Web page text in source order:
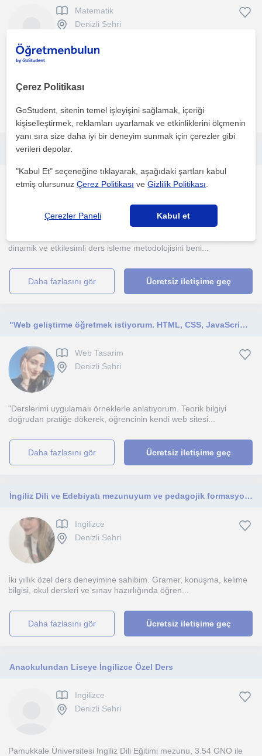
Matematik
Denizli Sehri
Matematiğinizi daha da ileri seviyeye taşıyalım !! sizlere özel
daha fazlasını gör Ücretsiz iletişime geç
Ingilizce
dinamik ve etkilesimli ders isleme metodolojisini beni...
daha fazlasını gör Ücretsiz iletişime geç
"Web geliştirme öğretmek istiyorum. HTML, CSS, JavaScript gibi temel konulardan başlayarak, öğrencilerimin kendi projelerini yapab
Web Tasarim
Denizli Sehri
"Derslerimi uygulamalı örneklerle anlatıyorum. Teorik bilgiyi
doğrudan pratiğe dökerek, öğrencinin kendi web sitesi...
daha fazlasını gör Ücretsiz iletişime geç
İngiliz Dili ve Edebiyatı mezunuyum ve pedagojik formasyon eğitimimi tamamladım. İlkokul, ortaokul, lise ve YDS/YDT hazırlık öğren
Ingilizce
Denizli Sehri
İki yıllık özel ders deneyimine sahibim. Gramer, konuşma, kelime
bilgisi, okul dersleri ve sınav hazırlığında öğren...
daha fazlasını gör Ücretsiz iletişime geç
Anaokulundan Liseye İngilizce Özel Ders
Ingilizce
Denizli Sehri
​Pamukkale Üniversitesi İngiliz Dili Eğitimi mezunu, 3.54 GNO ile
Çerez Politikası
GoStudent, sitenin temel işleyişini sağlamak, içeriği
kişiselleştirmek, reklamları uyarlamak ve etkinliklerini ölçmenin
yanı sıra size daha iyi bir deneyim sunmak için çerezler gibi
verileri depolar.
"Kabul Et" seçeneğine tıklayarak, aşağıdaki şartları kabul
etmiş olursunuzÇerez Politikası veGizlilik Politikası
Çerezler Paneli Kabul et